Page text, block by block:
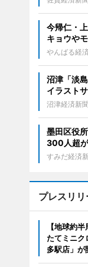
今帰仁・
キョウや
やんばる経
沼津「淡
イラスト
沼津経済新聞
墨田区役
300人超
すみだ経済
プレスリリ
【地球約
たてミニク
多駅店」